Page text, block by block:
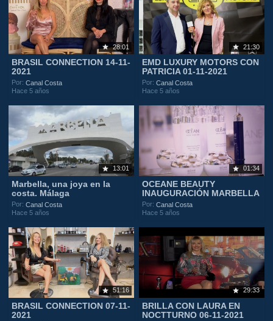
28:01
BRASIL CONNECTION 14-11-
2021
Por:Canal Costa
Hace 5 años
21:30
EMD LUXURY MOTORS CON
PATRICIA 01-11-2021
Por:Canal Costa
Hace 5 años
13:01
Marbella, una joya en la
costa. Málaga
Por:Canal Costa
Hace 5 años
01:34
OCEANE BEAUTY
INAUGURACIÓN MARBELLA
Por:Canal Costa
Hace 5 años
51:16
BRASIL CONNECTION 07-11-
2021
29:33
BRILLA CON LAURA EN
NOCTTURNO 06-11-2021